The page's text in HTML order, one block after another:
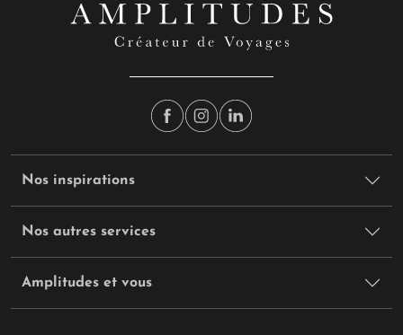
Nos inspirations
Nos autres services
Amplitudes et vous